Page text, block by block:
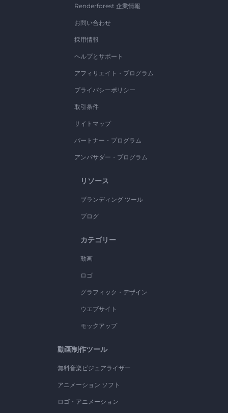
Renderforest 企業情報
お問い合わせ
採用情報
ヘルプとサポート
アフィリエイト・プログラム
プライバシーポリシー
取引条件
サイトマップ
パートナー・プログラム
アンバサダー・プログラム
リソース
ブランディング ツール
ブログ
カテゴリー
動画
ロゴ
グラフィック・デザイン
ウエブサイト
モックアップ
動画制作ツール
無料音楽ビジュアライザー
アニメーション ソフト
ロゴ・アニメーション